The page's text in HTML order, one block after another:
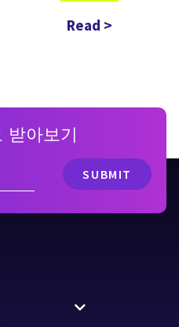
Read >
받아보기